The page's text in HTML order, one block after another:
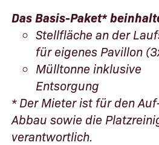
Das Basis-Paket*
Stellfläche an der
für eigenes Pavillon
Mülltonne inklusive
Entsorgung
* Der Mieter ist für den
Abbau sowie die
verantwortlich.